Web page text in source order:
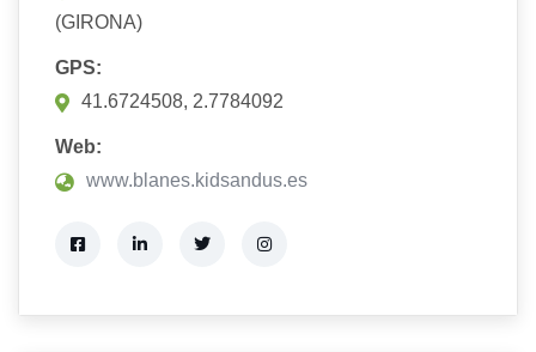
(GIRONA)
GPS:
41.6724508, 2.7784092
Web:
www.blanes.kidsandus.es